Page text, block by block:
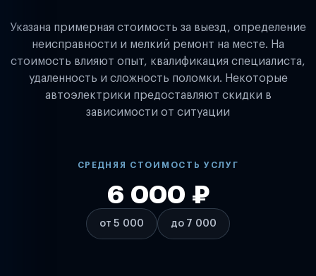
Указана примерная стоимость за выезд, определение
неисправности и мелкий ремонт на месте. На
стоимость влияют опыт, квалификация специалиста,
удаленность и сложность поломки. Некоторые
автоэлектрики предоставляют скидки в
зависимости от ситуации
СРЕДНЯЯ СТОИМОСТЬ УСЛУГ
от 5 000
6 000 ₽
до 7 000